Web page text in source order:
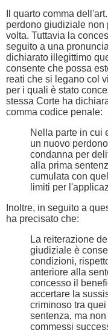
Il quarto comma
perdono giudiziale non
volta. Tuttavia la
seguito a una
dichiarato illegittimo
consente che possa
reati che si legano col
per i quali è stato
stessa Corte ha
comma codice penale:
Nella parte in cui
un nuovo
condanna per
alla prima
cumulata con
limiti per
Inoltre, in seguito a
ha precisato che:
La reiterazione
giudiziale è
condizioni,
anteriore alla
concesso il
accertare la
criminoso tra
sentenza, ma
commessi